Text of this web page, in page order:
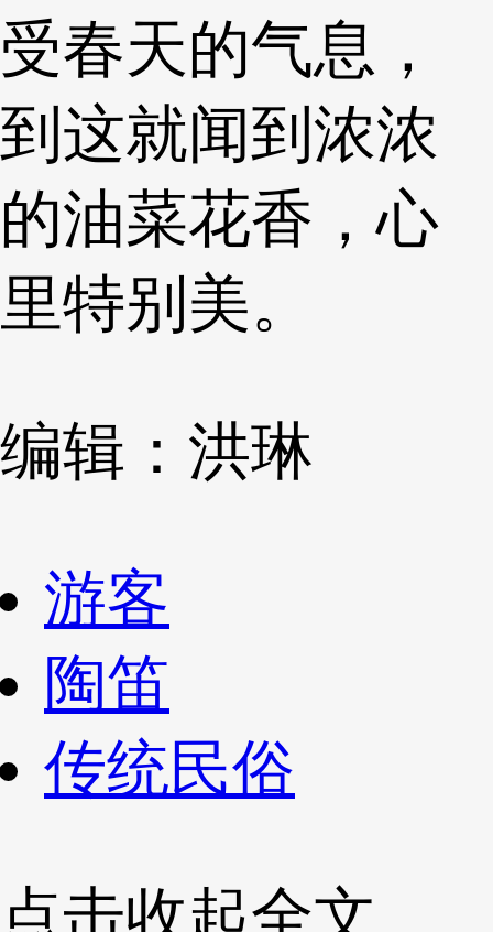
受春天的气息，
到这就闻到浓浓
的油菜花香，心
里特别美。
编辑：洪琳
游客
陶笛
传统民俗
点击收起全文